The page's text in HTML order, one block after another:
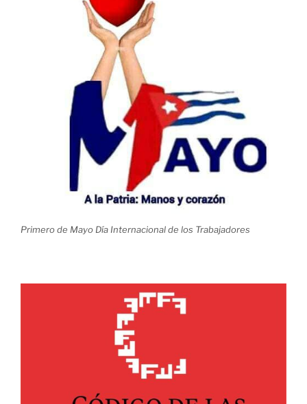
Primero de Mayo Día Internacional de los Trabajadores